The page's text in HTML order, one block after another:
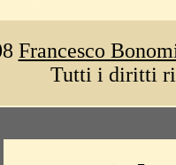
Francesco
Tutti i diritti